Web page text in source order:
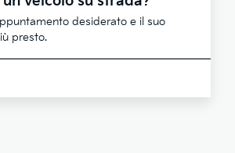
desiderato e il suo
presto.